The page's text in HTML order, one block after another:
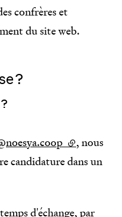
confrères et
du site web.
?
(lien, nous
candidature dans un
d'échange, par